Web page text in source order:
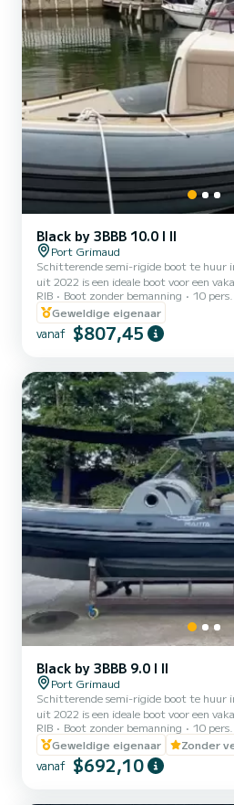
Black by 3BBB 10.0 I II
Port Grimaud
Schitterende semi-rigide boot te huur
uit 2022 is een ideale boot voor een
vrienden. Op deze boot met een lengte van 11 meter beleef je
gegarandeerd een bijzondere dag of
personen. Het heeft de volgende uitrusting: USB-aansluiting,
dekdouche, zwemplatform, Bluetooth-verbinding.
RIB Boot zonder bemanning 10 pers.
Geweldige eigenaar
vanaf $807,45
Black by 3BBB 9.0 I II
Port Grimaud
Schitterende semi-rigide boot te huur
uit 2022 is een ideale boot voor een
vrienden. Op deze 9 meter lange boot beleef je gegarandeerd een
bijzondere dag of week. De bootcapaciteit
heeft de volgende uitrusting: USB-
zwemplatform, Bluetooth-verbinding. U kunt ons uw
RIB Boot zonder bemanning 10 pers.
Geweldige eigenaar
Zonder
vanaf $692,10